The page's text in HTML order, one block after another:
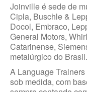
Joinville é sede de
Cipla, Buschle &
Docol, Embraco,
General Motors,
Catarinense,
metalúrgico do Brasil.
A Language
sob medida, com